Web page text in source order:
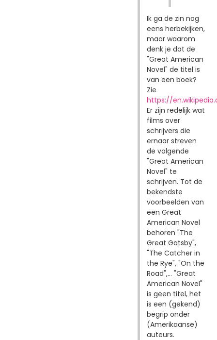
Ik ga de zin nog
eens herbekijken,
maar waarom
denk je dat de
"Great American
Novel" de titel is
van een boek?
Zie
https://
Er zijn redelijk wat
films over
schrijvers die
ernaar streven
de volgende
"Great American
Novel" te
schrijven. Tot de
bekendste
voorbeelden van
een Great
American Novel
behoren "The
Great Gatsby",
"The Catcher in
the Rye", "On the
Road",... "Great
American Novel"
is geen titel, het
is een (gekend)
begrip onder
(Amerikaanse)
auteurs.